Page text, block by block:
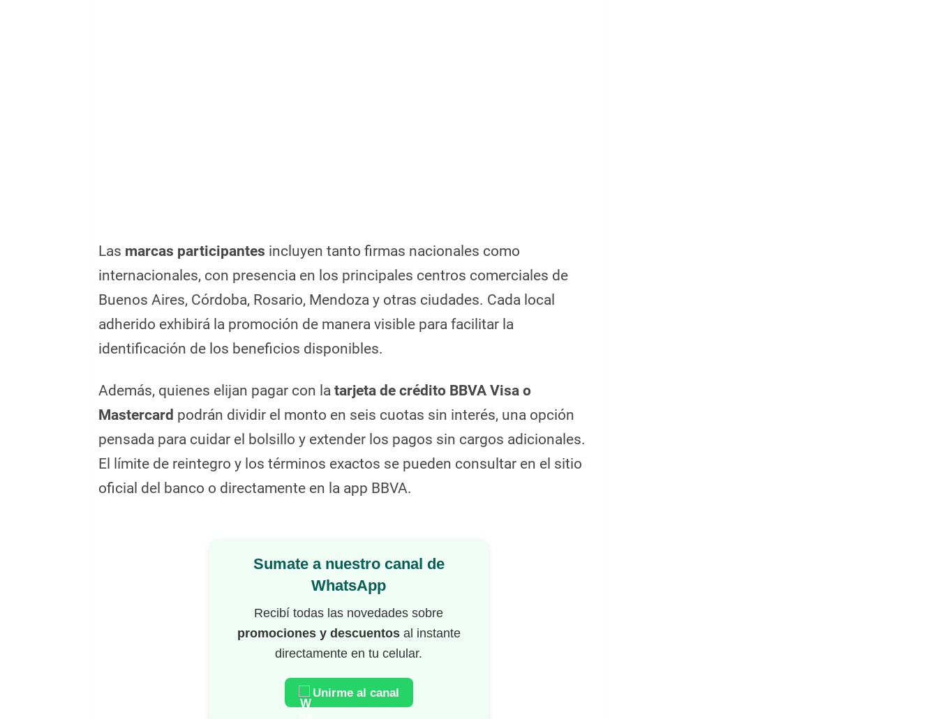
Las marcas participantes incluyen tanto firmas nacionales como
internacionales, con presencia en los principales centros comerciales de
Buenos Aires, Córdoba, Rosario, Mendoza y otras ciudades. Cada local
adherido exhibirá la promoción de manera visible para facilitar la
identificación de los beneficios disponibles.
Además, quienes elijan pagar con la tarjeta de crédito BBVA Visa o
Mastercard podrán dividir el monto en seis cuotas sin interés, una opción
pensada para cuidar el bolsillo y extender los pagos sin cargos adicionales.
El límite de reintegro y los términos exactos se pueden consultar en el sitio
oficial del banco o directamente en la app BBVA.
Sumate a nuestro canal de
WhatsApp
Recibí todas las novedades sobre
promociones y descuentosal instante
directamente en tu celular.
Unirme al canal